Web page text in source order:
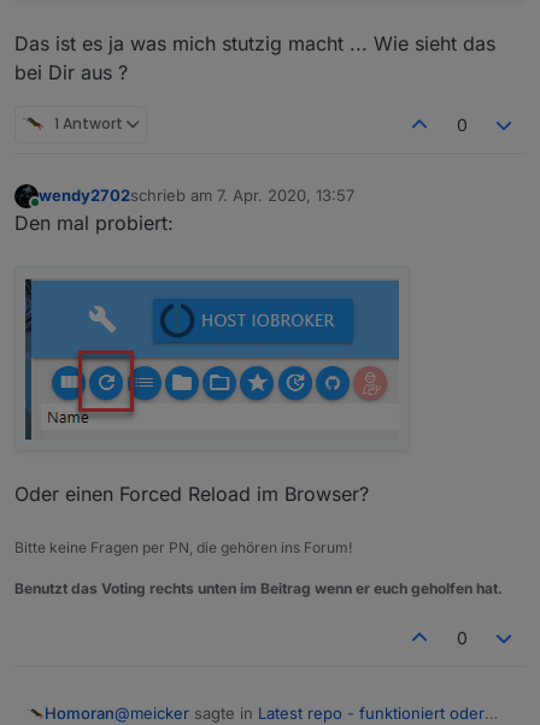
Das ist es ja was mich stutzig macht ... Wie sieht das
bei Dir aus ?
1 Antwort 0
wendy2702schrieb am 7. Apr. 2020, 13:57
zuletzt editiert von
Den mal probiert:
Oder einen Forced Reload im Browser?
Bitte keine Fragen per PN, die gehören ins Forum!
Benutzt das Voting rechts unten im Beitrag wenn er euch geholfen hat.
0
Homoran@meicker sagte in Latest repo - funktioniert oder